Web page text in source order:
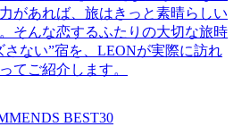
があれば、旅はきっと素晴らしい
そんな恋するふたりの大切な旅時
さない”宿を、LEONが実際に訪れ
てご紹介します。
BEST30